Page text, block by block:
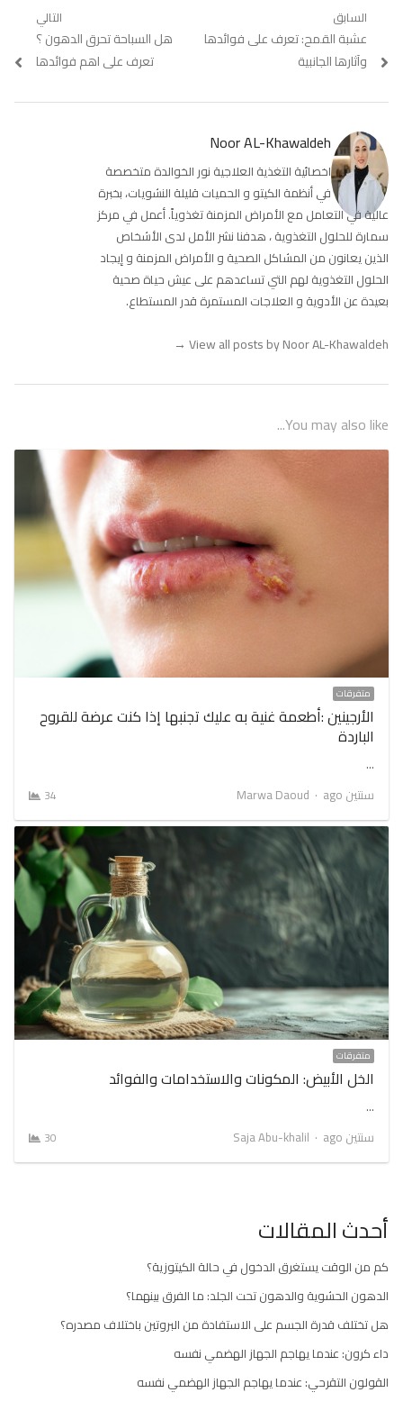
تصفّح
المقالات
السابق
Previous
post:
عشبة القمح: تعرف على فوائدها
وآثارها الجانبية
التالي
Next
post:
هل السباحة تحرق الدهون ؟
تعرف على اهم فوائدها
Noor AL-Khawaldeh
اخصائية التغذية العلاجية نور الخوالدة متخصصة
في أنظمة الكيتو و الحميات قليلة النشويات، بخبرة
عالية في التعامل مع الأمراض المزمنة تغذوياً. أعمل في مركز
سمارة للحلول التغذوية ، هدفنا نشر الأمل لدى الأشخاص
الذين يعانون من المشاكل الصحية و الأمراض المزمنة و إيجاد
الحلول التغذوية لهم التي تساعدهم على عيش حياة صحية
بعيدة عن الأدوية و العلاجات المستمرة قدر المستطاع.
View all posts by Noor AL-Khawaldeh
→
You may also like...
متفرقات
الأرجينين :أطعمة غنية به عليك تجنبها إذا كنت عرضة للقروح
الباردة
…
سنتين ago
Author
Marwa Daoud
34
متفرقات
الخل الأبيض: المكونات والاستخدامات والفوائد
…
سنتين ago
Author
Saja Abu-khalil
30
أحدث المقالات
كم من الوقت يستغرق الدخول في حالة الكيتوزية؟
الدهون الحشوية والدهون تحت الجلد: ما الفرق بينهما؟
هل تختلف قدرة الجسم على الاستفادة من البروتين باختلاف مصدره؟
داء كرون: عندما يهاجم الجهاز الهضمي نفسه
القولون التقرحي: عندما يهاجم الجهاز الهضمي نفسه